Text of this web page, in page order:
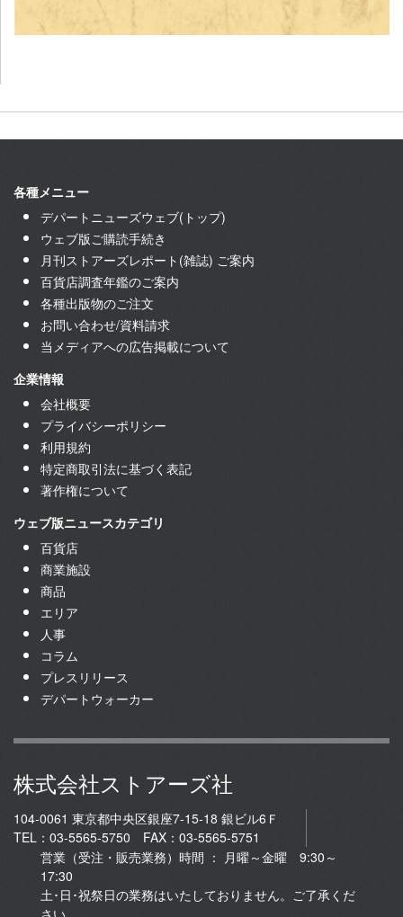
各種メニュー
デパートニューズウェブ(トップ)
ウェブ版ご購読手続き
月刊ストアーズレポート(雑誌) ご案内
百貨店調査年鑑のご案内
各種出版物のご注文
お問い合わせ/資料請求
当メディアへの広告掲載について
企業情報
会社概要
プライバシーポリシー
利用規約
特定商取引法に基づく表記
著作権について
ウェブ版ニュースカテゴリ
百貨店
商業施設
商品
エリア
人事
コラム
プレスリリース
デパートウォーカー
株式会社ストアーズ社
104-0061 東京都中央区銀座7-15-18 銀ビル6Ｆ
TEL：03-5565-5750 FAX：03-5565-5751
営業（受注・販売業務）時間 ： 月曜～金曜 9:30～
17:30
土･日･祝祭日の業務はいたしておりません。ご了承くだ
さい。